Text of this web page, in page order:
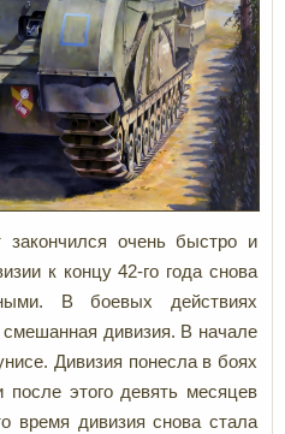
закончился очень быстро и
к концу 42-го года снова
В боевых действиях
дивизия. В начале
Дивизия понесла в боях
после этого девять месяцев
время дивизия снова стала